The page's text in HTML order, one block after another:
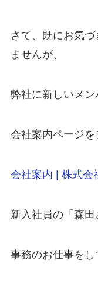
さて、既にお気
ませんが、
弊社に新しいメン
会社案内ページを
会社案内 | 株式会
新入社員の「森田
事務のお仕事をし